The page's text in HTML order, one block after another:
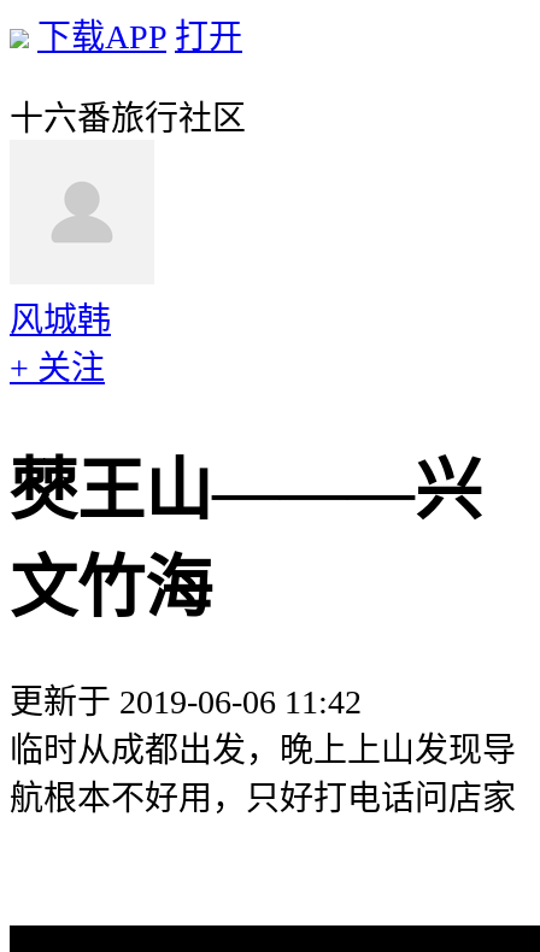
下载APP 打开
十六番旅行社区
风城韩
+ 关注
僰王山———兴
文竹海
更新于 2019-06-06 11:42
临时从成都出发，晚上上山发现导
航根本不好用，只好打电话问店家